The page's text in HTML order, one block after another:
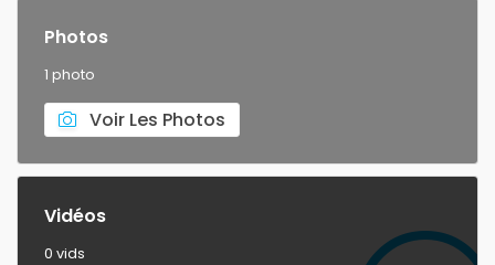
Photos
1 photo
Voir Les Photos
Vidéos
0 vids